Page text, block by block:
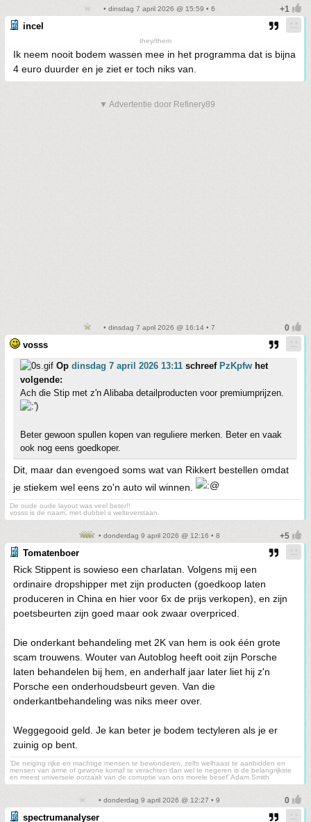
• dinsdag 7 april 2026 @ 15:59 • 6
incel
they/them
Ik neem nooit bodem wassen mee in het programma dat is bijna
4 euro duurder en je ziet er toch niks van.
▼ Advertentie door Refinery89
• dinsdag 7 april 2026 @ 16:14 • 7
vosss
Op dinsdag 7 april 2026 13:11 schreef PzKpfw het
volgende:
Ach die Stip met z'n Alibaba detailproducten voor premiumprijzen.
Beter gewoon spullen kopen van reguliere merken. Beter en vaak
ook nog eens goedkoper.
Dit, maar dan evengoed soms wat van Rikkert bestellen omdat
je stiekem wel eens zo'n auto wil winnen.
De oude oude layout was veel beter!!
vosss is de naam, met dubbel s welteverstaan.
• donderdag 9 april 2026 @ 12:16 • 8
Tomatenboer
Rick Stippent is sowieso een charlatan. Volgens mij een
ordinaire dropshipper met zijn producten (goedkoop laten
produceren in China en hier voor 6x de prijs verkopen), en zijn
poetsbeurten zijn goed maar ook zwaar overpriced.
Die onderkant behandeling met 2K van hem is ook één grote
scam trouwens. Wouter van Autoblog heeft ooit zijn Porsche
laten behandelen bij hem, en anderhalf jaar later liet hij z'n
Porsche een onderhoudsbeurt geven. Van die
onderkantbehandeling was niks meer over.
Weggegooid geld. Je kan beter je bodem tectyleren als je er
zuinig op bent.
'De neiging rijke en machtige mensen te bewonderen, zelfs welhaast te aanbidden en
mensen van arme of gewone komaf te verachten dan wel te negeren is de belangrijkste
en meest universele oorzaak van de corruptie van ons morele besef' Adam Smith
• donderdag 9 april 2026 @ 12:27 • 9
spectrumanalyser